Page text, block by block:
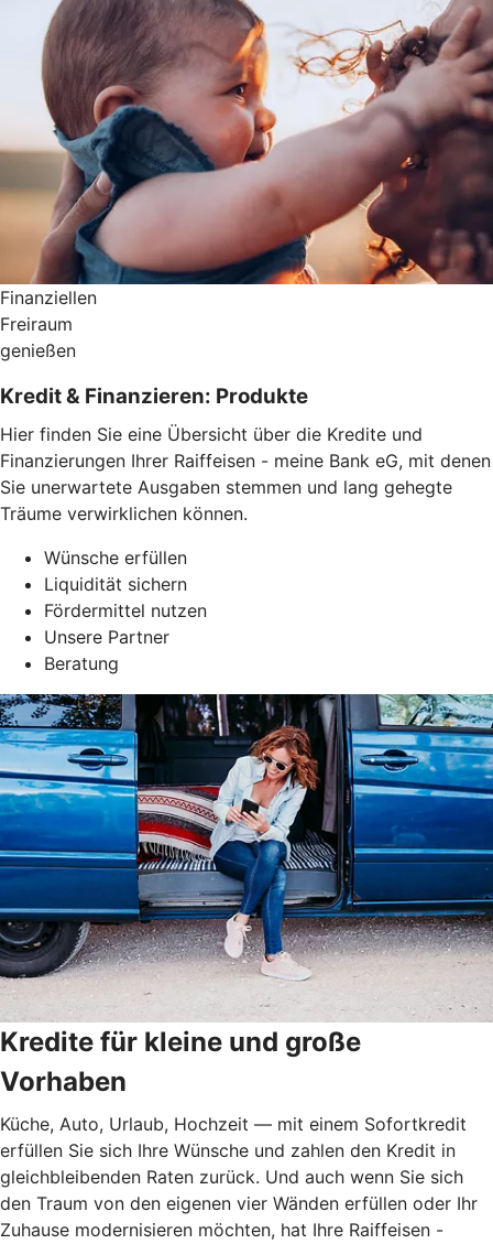
Finanziellen
Freiraum
genießen
Kredit & Finanzieren: Produkte
Hier finden Sie eine Übersicht über die Kredite und
Finanzierungen Ihrer Raiffeisen - meine Bank eG, mit denen
Sie unerwartete Ausgaben stemmen und lang gehegte
Träume verwirklichen können.
Wünsche erfüllen
Liquidität sichern
Fördermittel nutzen
Unsere Partner
Beratung
Kredite für kleine und große
Vorhaben
Küche, Auto, Urlaub, Hochzeit — mit einem Sofortkredit
erfüllen Sie sich Ihre Wünsche und zahlen den Kredit in
gleichbleibenden Raten zurück. Und auch wenn Sie sich
den Traum von den eigenen vier Wänden erfüllen oder Ihr
Zuhause modernisieren möchten, hat Ihre Raiffeisen -